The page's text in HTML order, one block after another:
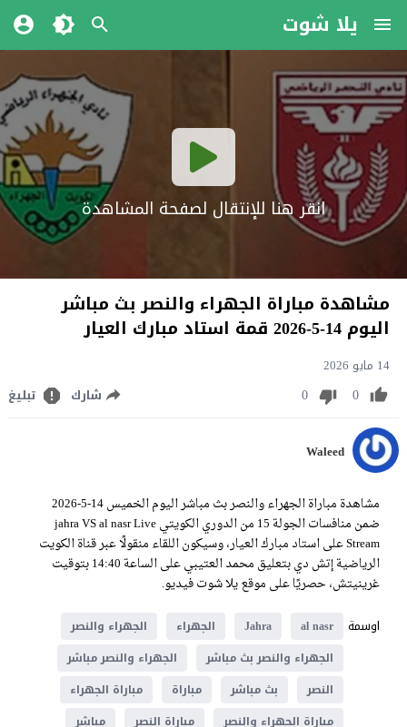
يلا شوت
انقر هنا للإنتقال لصفحة المشاهدة
مشاهدة مباراة الجهراء والنصر بث مباشر
اليوم 14-5-2026 قمة استاد مبارك العيار
14 مايو 2026
0
0 شارك تبليغ
Waleed
مشاهدة مباراة الجهراء والنصر بث مباشر اليوم الخميس 14-5-2026
ضمن منافسات الجولة 15 من الدوري الكويتي jahra VS al nasr Live
Stream على استاد مبارك العيار، وسيكون اللقاء منقولًا عبر قناة الكويت
الرياضية إتش دي بتعليق محمد العتيبي على الساعة 14:40 بتوقيت
غرينيتش، حصريًا على موقع يلا شوت فيديو.
اوسمة
al nasr
Jahra الجهراء
الجهراء والنصر
الجهراء والنصر بث مباشر
الجهراء والنصر مباشر
النصر
بث مباشر مباراة
مباراة الجهراء
مباراة الجهراء والنصر
مباراة النصر
مباشر